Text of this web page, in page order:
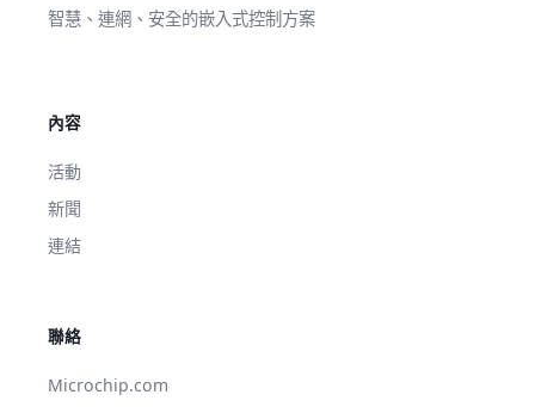
智慧、連網、安全的嵌入式控制方案
內容
活動
新聞
連結
聯絡
Microchip.com